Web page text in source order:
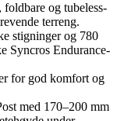
og tubeless-
terreng.
stigninger og 780
Syncros Endurance-
for god komfort og
med 170–200 mm